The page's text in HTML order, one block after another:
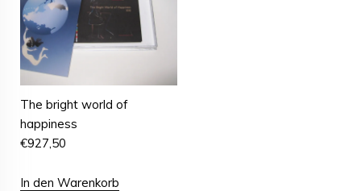
The bright world of
happiness
€927,50
In den Warenkorb